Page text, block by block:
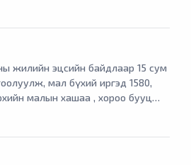
20-р зууны эхэн үеийн 32 бүлэг
соёлын өвийн үл хөдлөх
цаг уур болон хүний буруутай
устан үгүй болохоос
байгуулж, гадаад, дотоодын
4-5 төрлийн үлэг гүрвэлийн
Ханбогд сумын
жилийн эцсийн байдлаар 15 сум
мал бүхий иргэд 1580,
малын хашаа , хороо бууц
мал сүргийн 70-80 хувь нь